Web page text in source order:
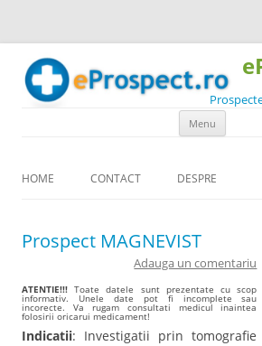
Menu
HOME CONTACT DESPRE
Prospect MAGNEVIST
Adauga un comentariu
ATENTIE!!! Toate datele sunt prezentate cu scop
informativ. Unele date pot fi incomplete sau
incorecte. Va rugam consultati medicul inaintea
folosirii oricarui medicament!
Indicatii: Investigatii prin tomografie